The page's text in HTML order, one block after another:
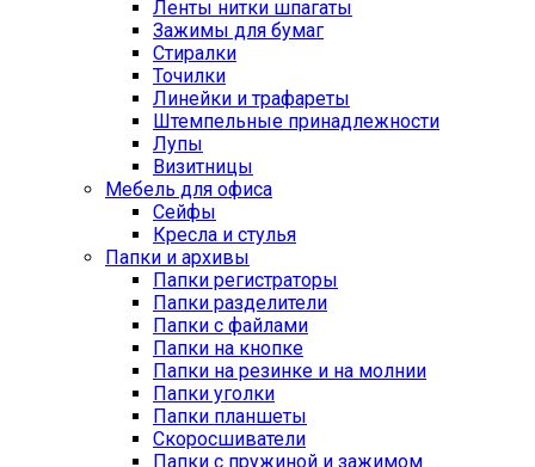
Ленты нитки шпагаты
Зажимы для бумаг
Стиралки
Точилки
Линейки и трафареты
Штемпельные принадлежности
Лупы
Визитницы
Мебель для офиса
Сейфы
Кресла и стулья
Папки и архивы
Папки регистраторы
Папки разделители
Папки с файлами
Папки на кнопке
Папки на резинке и на молнии
Папки уголки
Папки планшеты
Скоросшиватели
Папки с пружиной и зажимом